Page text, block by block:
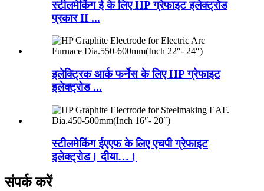
स्टीलमेकिंग ई के लिए HP ग्रेफाइट इलेक्ट्रोड
प्रकार II ...
इलेक्ट्रिक आर्क फर्नेस के लिए HP ग्रेफाइट
इलेक्ट्रोड ...
स्टीलमेकिंग ईएएफ के लिए एचपी ग्रेफाइट
इलेक्ट्रोड। दीया…।
संपर्क करें